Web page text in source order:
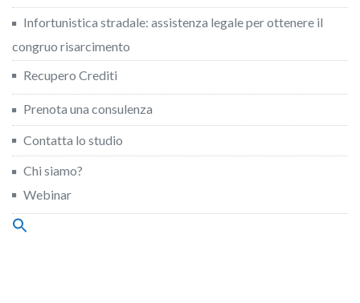
Infortunistica stradale: assistenza legale per ottenere il
congruo risarcimento
Recupero Crediti
Prenota una consulenza
Contatta lo studio
Chi siamo?
Webinar
Search